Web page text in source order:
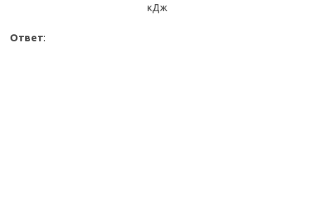
кДж
Ответ: